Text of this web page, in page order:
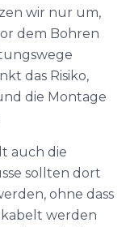
wir nur um,
dem Bohren
das Risiko,
die Montage
auch die
sollten dort
ohne dass
werden